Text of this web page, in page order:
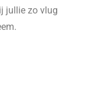
jullie zo vlug